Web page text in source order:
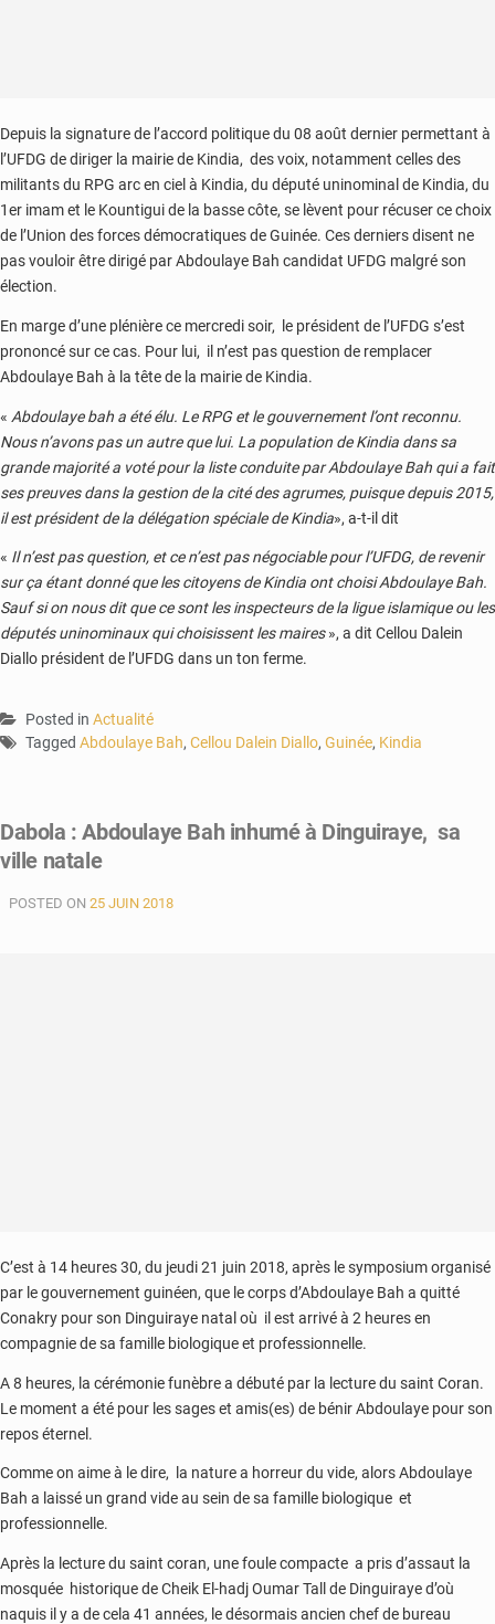
Depuis la signature de l’accord politique du 08 août dernier permettant à
l’UFDG de diriger la mairie de Kindia, des voix, notamment celles des
militants du RPG arc en ciel à Kindia, du député uninominal de Kindia, du
1er imam et le Kountigui de la basse côte, se lèvent pour récuser ce choix
de l’Union des forces démocratiques de Guinée. Ces derniers disent ne
pas vouloir être dirigé par Abdoulaye Bah candidat UFDG malgré son
élection.
En marge d’une plénière ce mercredi soir, le président de l’UFDG s’est
prononcé sur ce cas. Pour lui, il n’est pas question de remplacer
Abdoulaye Bah à la tête de la mairie de Kindia.
« Abdoulaye bah a été élu. Le RPG et le gouvernement l’ont reconnu.
Nous n’avons pas un autre que lui. La population de Kindia dans sa
grande majorité a voté pour la liste conduite par Abdoulaye Bah qui a fait
ses preuves dans la gestion de la cité des agrumes, puisque depuis 2015,
il est président de la délégation spéciale de Kindia», a-t-il dit
« Il n’est pas question, et ce n’est pas négociable pour l’UFDG, de revenir
sur ça étant donné que les citoyens de Kindia ont choisi Abdoulaye Bah.
Sauf si on nous dit que ce sont les inspecteurs de la ligue islamique ou les
députés uninominaux qui choisissent les maires», a dit Cellou Dalein
Diallo président de l’UFDG dans un ton ferme.
Posted in Actualité
Tagged Abdoulaye Bah, Cellou Dalein Diallo, Guinée, Kindia
Dabola : Abdoulaye Bah inhumé à Dinguiraye, sa
ville natale
POSTED ON 25 JUIN 2018
C’est à 14 heures 30, du jeudi 21 juin 2018, après le symposium organisé
par le gouvernement guinéen, que le corps d’Abdoulaye Bah a quitté
Conakry pour son Dinguiraye natal où il est arrivé à 2 heures en
compagnie de sa famille biologique et professionnelle.
A 8 heures, la cérémonie funèbre a débuté par la lecture du saint Coran.
Le moment a été pour les sages et amis(es) de bénir Abdoulaye pour son
repos éternel.
Comme on aime à le dire, la nature a horreur du vide, alors Abdoulaye
Bah a laissé un grand vide au sein de sa famille biologique et
professionnelle.
Après la lecture du saint coran, une foule compacte a pris d’assaut la
mosquée historique de Cheik El-hadj Oumar Tall de Dinguiraye d’où
naquis il y a de cela 41 années, le désormais ancien chef de bureau